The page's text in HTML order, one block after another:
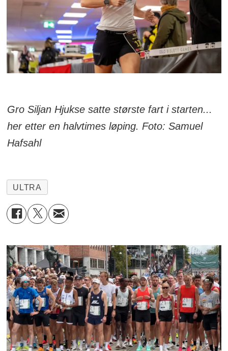
Gro Siljan Hjukse satte største fart i starten...
her etter en halvtimes løping. Foto: Samuel
Hafsahl
ULTRA